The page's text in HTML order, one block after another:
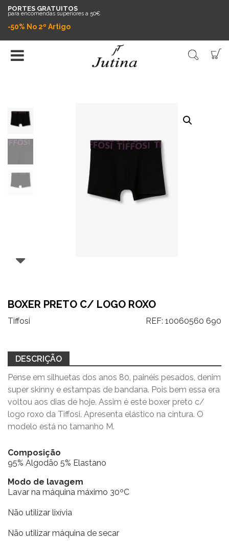
PORTES GRATUITOS
para encomendas superiores a 50€
-50% No 2º Artigo
BOXER PRETO C/ LOGO ROXO
Tiffosi REF: 10060560 690
DESCRIÇÃO
Pense em silhuetas dos anos 80, painéis pesados, denim
super skinny e estampas de bandana. Pois bem essa era
voltou aos dias de hoje. Assim é este boxer preto c/
logo roxo da Tiffosi. Apresenta elástico na cintura. O
modelo está no tamanho M.
Composição
95% Algodão 5% Elastano
Modo de lavagem
Lavar na máquina máximo 30ºC
Não utilizar lixívia
Não utilizar máquina de secar